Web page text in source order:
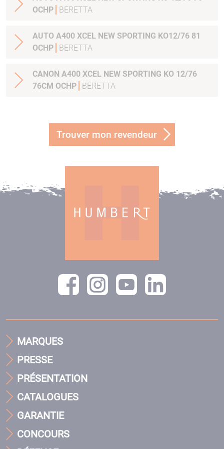
OCHP
BERETTA
AUTO A400 XCEL NEW SPORTING KO12/76 81
OCHP
BERETTA
CANON A400 XCEL NEW SPORTING KO 12/76
76CM OCHP
BERETTA
Trouver mon revendeur
MARQUES
PRESSE
PRÉSENTATION
CATALOGUES
GARANTIE
CONCOURS